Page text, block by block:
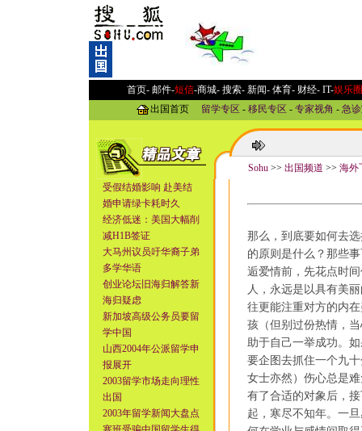
首页- 邮件-短信-商城- 搜索-新闻- 体育-财经- IT-娱乐圈
出国首页
留学专区- 移民专区- 专家视角 - 急
受假结婚影响 赴美结
婚申请绿卡耗时久
经济低迷：美国大幅削
减H1B签证
大马州议员吁华裔子弟
多学华语
创业论坛旧海归解答新
海归疑虑
新加坡高级公务员要留
学中国
山西2004年公派留学申
报展开
2003留学市场走向理性
出国
2003年留学新闻大盘点
Sohu >> 出国频道 >> 海外
那么，到底要如何去
的原则是什么？那些
逅爱情前，先花点时
人，永远是以具有美
往更能注重对方的内
孩（但别过份热情，
助于自己一举成功。
要企图去抓住一个九
女士亦然）伤心总是
有了合适的对象后，
起，寒尽不知年。一